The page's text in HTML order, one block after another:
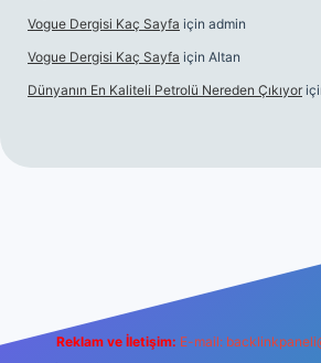
Vogue Dergisi Kaç Sayfa için admin
Vogue Dergisi Kaç Sayfa için Altan
Dünyanın En Kaliteli Petrolü Nereden Çıkıyor
Reklam ve İletişim: E-mail: